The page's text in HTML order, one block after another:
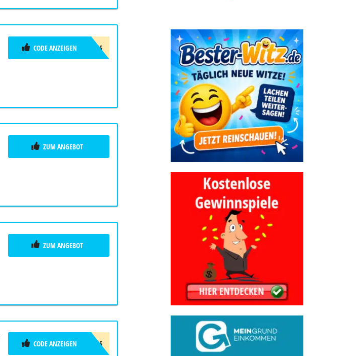
WELCOME5
CODE ANZEIGEN
ZUM ANGEBOT
ZUM ANGEBOT
SATZTISCH25
CODE ANZEIGEN